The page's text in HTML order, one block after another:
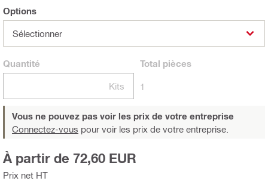
Options
Sélectionner
Quantité
Kits
Total pièces
1
Vous ne pouvez pas voir les prix de votre entreprise
Connectez-vous pour voir les prix de votre entreprise.
Prix net HT
À partir de 72,60 EUR